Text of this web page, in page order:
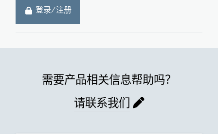
登录/注册
需要产品相关信息帮助吗？
请联系我们